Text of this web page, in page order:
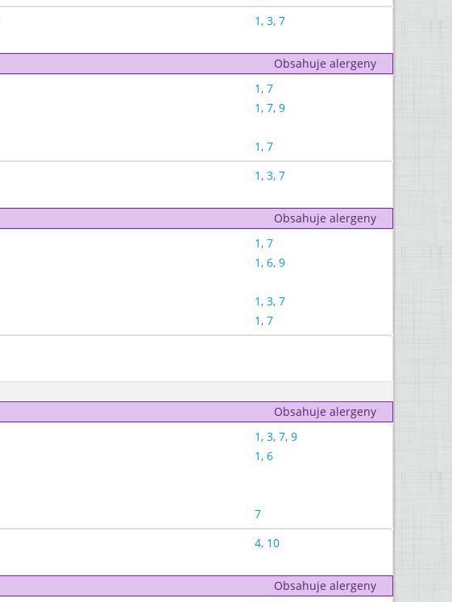
1, 3, 7
Obsahuje alergeny
1, 7
1, 7, 9
1, 7
1, 3, 7
Obsahuje alergeny
1, 7
1, 6, 9
1, 3, 7
1, 7
Obsahuje alergeny
1, 3, 7, 9
1, 6
7
4, 10
Obsahuje alergeny